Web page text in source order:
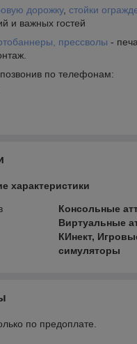
дорожку, стойки
и важных гостей
прессволы -
по телефонам:
характеристики
Консольные
Виртуальные
КИнект,
симуляторы
по предоплате.